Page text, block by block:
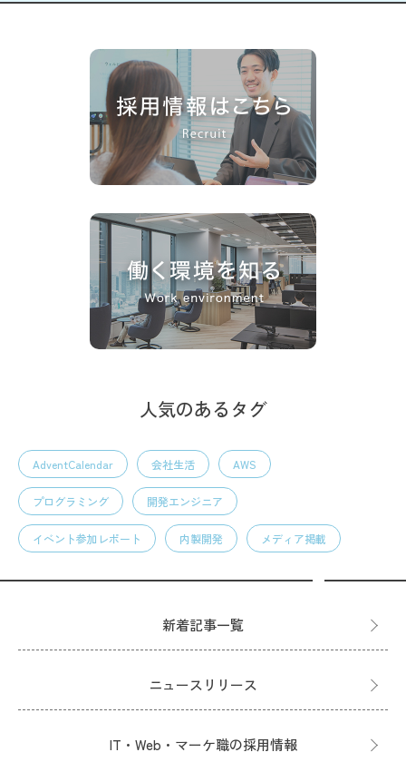
人気のあるタグ
AdventCalendar 会社生活 AWS
プログラミング 開発エンジニア
イベント参加レポート 内製開発 メディア掲載
新着記事一覧
ニュースリリース
IT・Web・マーケ職の採用情報